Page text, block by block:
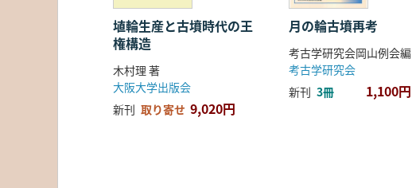
埴輪生産と古墳時代の王
権構造
木村理 著
大阪大学出版会
新刊 取り寄せ 9,020円
月の輪古墳再考
考古学研究会岡山例会編
考古学研究会
新刊 3冊 1,100円